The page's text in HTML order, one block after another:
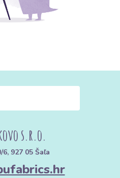
s.r.o.
6, 927 05 Šaľa